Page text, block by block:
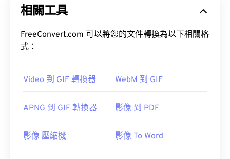
相關工具
FreeConvert.com 可以將您的文件轉換為以下相關格
式：
Video 到 GIF 轉換器 WebM 到 GIF
APNG 到 GIF 轉換器 影像 到 PDF
影像 壓縮機 影像 To Word